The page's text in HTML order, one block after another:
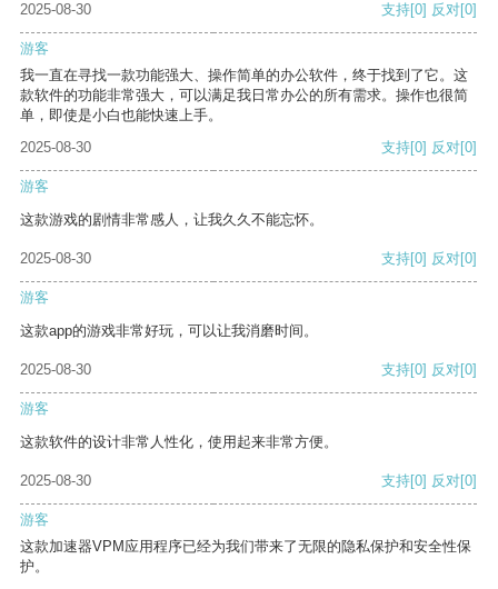
2025-08-30 支持[0] 反对[0]
游客
我一直在寻找一款功能强大、操作简单的办公软件，终于找到了它。这
款软件的功能非常强大，可以满足我日常办公的所有需求。操作也很简
单，即使是小白也能快速上手。
2025-08-30
支持[0] 反对[0]
游客
这款游戏的剧情非常感人，让我久久不能忘怀。
2025-08-30 支持[0] 反对[0]
游客
这款app的游戏非常好玩，可以让我消磨时间。
2025-08-30 支持[0] 反对[0]
游客
这款软件的设计非常人性化，使用起来非常方便。
2025-08-30 支持[0] 反对[0]
游客
这款加速器VPM应用程序已经为我们带来了无限的隐私保护和安全性保
护。